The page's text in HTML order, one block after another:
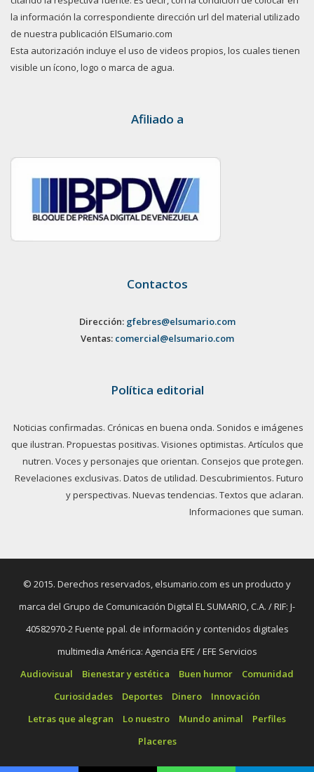
la información la correspondiente dirección url del material utilizado
de nuestra publicación ElSumario.com
Esta autorización incluye el uso de videos propios, los cuales tienen
visible un ícono, logo o marca de agua.
Afiliado a
Contactos
Dirección: gfebres@elsumario.com
Ventas: comercial@elsumario.com
Política editorial
Noticias confirmadas. Crónicas en buena onda. Sonidos e imágenes
que ilustran. Propuestas positivas. Visiones optimistas. Artículos que
nutren. Voces y personajes que orientan. Consejos que protegen.
Revelaciones exclusivas. Datos de utilidad. Descubrimientos. Futuro
y perspectivas. Nuevas tendencias. Textos que aclaran.
Informaciones que suman.
© 2015. Derechos reservados, elsumario.com es un producto y
marca del Grupo de Comunicación Digital EL SUMARIO, C.A. / RIF: J-
40582970-2 Fuente ppal. de información y contenidos digitales
multimedia América: Agencia EFE / EFE Servicios
Audiovisual
Bienestar y estética Buen humor
Comunidad
Curiosidades
Deportes Dinero
Innovación
Letras que alegran
Lo nuestro Mundo animal
Perfiles
Placeres